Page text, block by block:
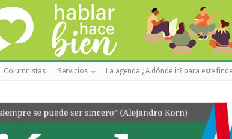
Columnistas Servicios La agenda ¿A dónde ir? para este finde